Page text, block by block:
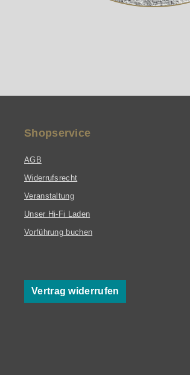
Shopservice
AGB
Widerrufsrecht
Veranstaltung
Unser Hi-Fi Laden
Vorführung buchen
Vertrag widerrufen